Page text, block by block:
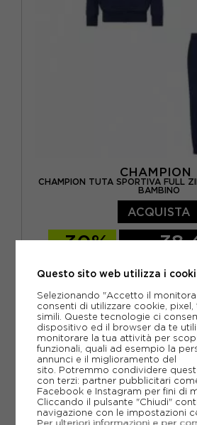
CHAMPION
CHAMPION TUTA SPORTIVA FULL
BAMBINO
S M L XL
ACQUISTA
-30%
Questo sito web utilizza i
Selezionando "Accetto il
consenti di utilizzare cookie,
simili. Queste tecnologie ci
dispositivo ed il browser da te
monitorare la tua attività per
funzionali, quali ad esempio la
annunci e il miglioramento del
sito. Potremmo condividere
con terzi: partner pubblicitari
Facebook e Instagram per fini di
Cliccando il pulsante "Chiudi"
navigazione con le impostazioni
Per ulteriori informazioni e per